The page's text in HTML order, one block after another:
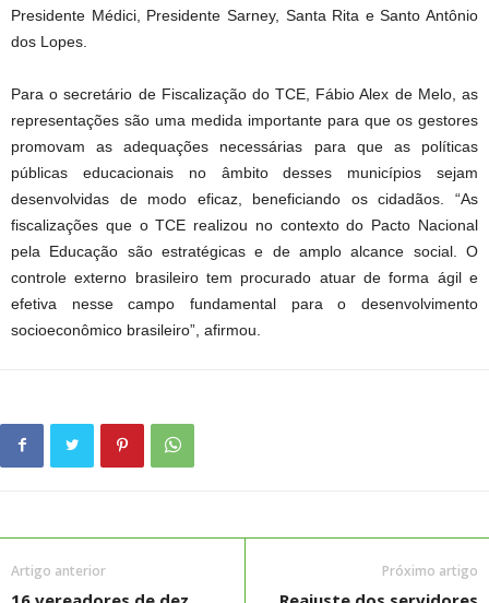
Presidente Médici, Presidente Sarney, Santa Rita e Santo Antônio
dos Lopes.
Para o secretário de Fiscalização do TCE, Fábio Alex de Melo, as
representações são uma medida importante para que os gestores
promovam as adequações necessárias para que as políticas
públicas educacionais no âmbito desses municípios sejam
desenvolvidas de modo eficaz, beneficiando os cidadãos. “As
fiscalizações que o TCE realizou no contexto do Pacto Nacional
pela Educação são estratégicas e de amplo alcance social. O
controle externo brasileiro tem procurado atuar de forma ágil e
efetiva nesse campo fundamental para o desenvolvimento
socioeconômico brasileiro”, afirmou.
Artigo anterior Próximo artigo